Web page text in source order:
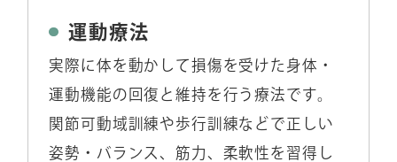
運動療法
実際に体を動かして損傷を受けた身体・
運動機能の回復と維持を行う療法です。
関節可動域訓練や歩行訓練などで正しい
姿勢・バランス、筋力、柔軟性を習得し